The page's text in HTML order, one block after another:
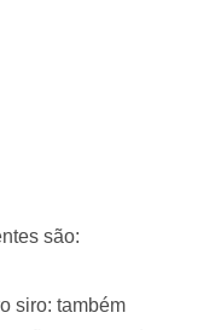
são:
siro: também